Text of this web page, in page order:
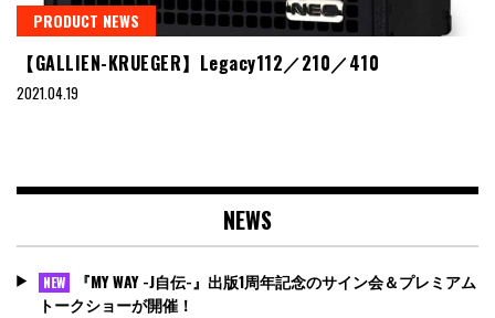
PRODUCT NEWS
【GALLIEN-KRUEGER】Legacy112／210／410
2021.04.19
NEWS
NEW
『MY WAY -J自伝-』出版1周年記念のサイン会＆プレミアム
トークショーが開催！